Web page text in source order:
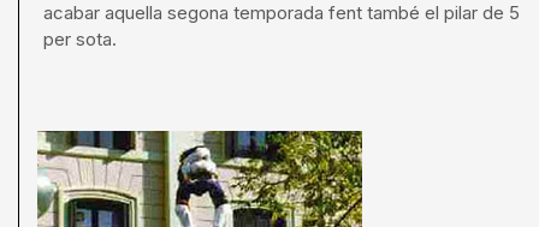
acabar aquella segona temporada fent també el pilar de 5
per sota.